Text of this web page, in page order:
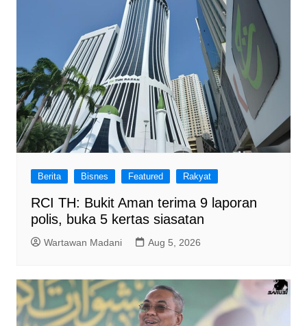
Berita Bisnes Featured Rakyat
RCI TH: Bukit Aman terima 9 laporan
polis, buka 5 kertas siasatan
Wartawan Madani Aug 5, 2026